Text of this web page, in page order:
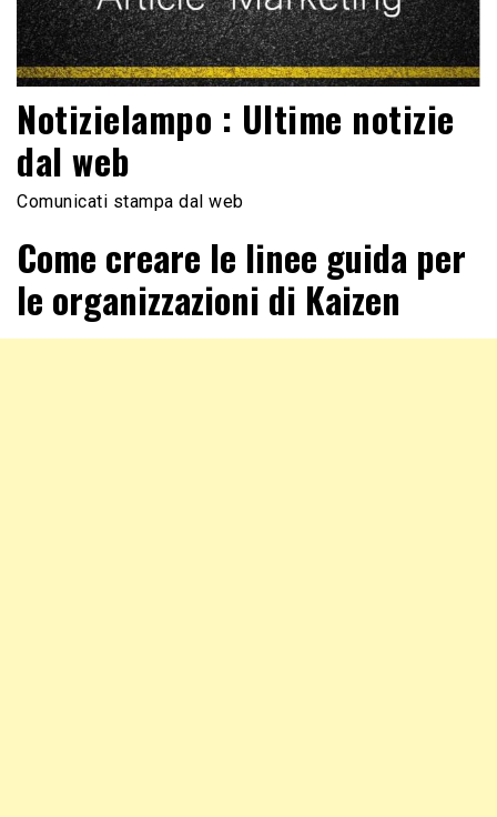
Notizielampo : Ultime notizie
dal web
Comunicati stampa dal web
Come creare le linee guida per
le organizzazioni di Kaizen